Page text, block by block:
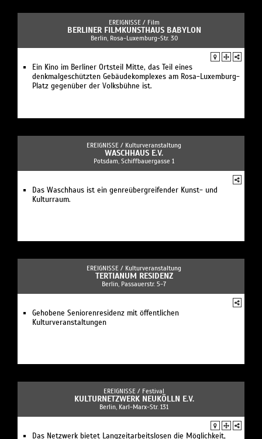
EREIGNISSE / Film
BERLINER FILMKUNSTHAUS BABYLON
Berlin, Rosa-Luxemburg-Str. 30
Ein Kino im Berliner Ortsteil Mitte, das Teil eines
denkmalgeschützten Gebäudekomplexes am Rosa-Luxemburg-
Platz gegenüber der Volksbühne ist.
EREIGNISSE / Kulturveranstaltung
WASCHHAUS E.V.
Potsdam, Schiffbauergasse 1
Das Waschhaus ist ein genreübergreifender Kunst- und
Kulturraum.
EREIGNISSE / Kulturveranstaltung
TERTIANUM RESIDENZ
Berlin, Passauerstr. 5-7
Gehobene Seniorenresidenz mit öffentlichen
Kulturveranstaltungen
EREIGNISSE / Festival
KULTURNETZWERK NEUKÖLLN E.V.
Berlin, Karl-Marx-Str. 131
Das Netzwerk bietet Langzeitarbeitslosen die Möglichkeit,